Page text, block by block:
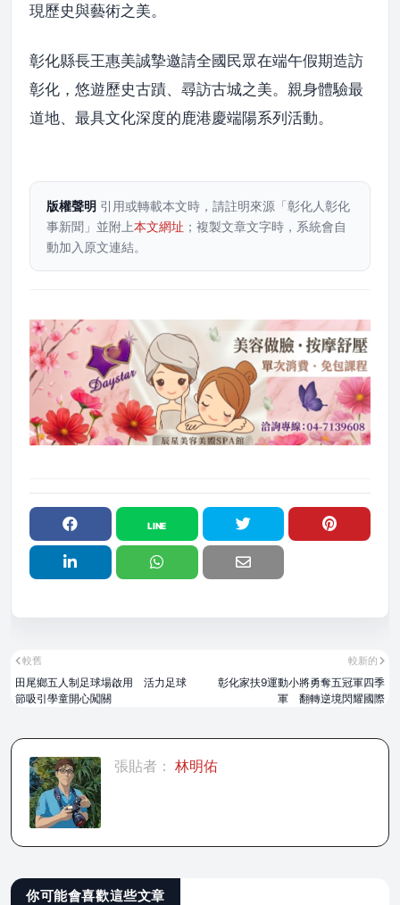
現歷史與藝術之美。
彰化縣長王惠美誠摯邀請全國民眾在端午假期造訪
彰化，悠遊歷史古蹟、尋訪古城之美。親身體驗最
道地、最具文化深度的鹿港慶端陽系列活動。
版權聲明 引用或轉載本文時，請註明來源「彰化人彰化
事新聞」並附上本文網址 ；複製文章文字時，系統會自
動加入原文連結。
較新的
彰化家扶9運動小將勇奪五冠軍四季
軍 翻轉逆境閃耀國際
較舊
田尾鄉五人制足球場啟用 活力足球
節吸引學童開心闖關
張貼者： 林明佑
你可能會喜歡這些文章